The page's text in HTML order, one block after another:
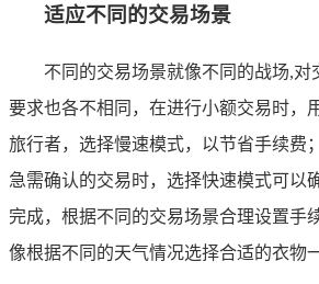
适应不同的交易场景
不同的交易场景就像不同的战场,对
要求也各不相同，在进行小额交易时，
旅行者，选择慢速模式，以节省手续费
急需确认的交易时，选择快速模式可以
完成，根据不同的交易场景合理设置手
像根据不同的天气情况选择合适的衣物